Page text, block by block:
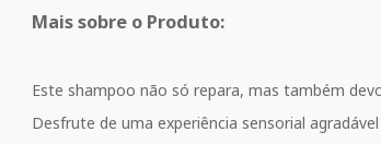
Mais sobre o Produto:
Este shampoo não só repara, mas também
Desfrute de uma experiência sensorial